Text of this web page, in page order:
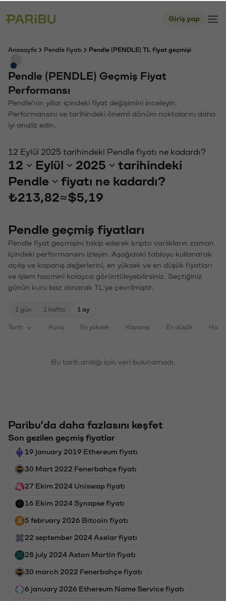
Giriş yap
Anasayfa Pendle fiyatı Pendle (PENDLE) TL fiyat geçmişi
Pendle (PENDLE) Geçmiş Fiyat
Performansı
Pendle'nin yıllar içindeki fiyat değişimini inceleyin.
Performansını ve tarihindeki önemli dönüm noktalarını daha
iyi analiz edin.
12 Eylül 2025 tarihindeki Pendle fiyatı ne kadardı?
12 Eylül 2025
tarihindeki
Pendle
fiyatı ne kadardı?
₺213,82≈$5,19
Pendle geçmiş fiyatları
Pendle fiyat geçmişini takip ederek kripto varlıkların zaman
içindeki performansını izleyin. Aşağıdaki tabloyu kullanarak
açılış ve kapanış değerlerini, en yüksek ve en düşük fiyatları
ve işlem hacmini kolayca görüntüleyebilirsiniz. Seçtiğiniz
günün kuru baz alınarak TL'ye çevrilmiştir.
1 gün 1 hafta 1 ay
Tarih Açılış En yüksek Kapanış En düşük
Bu tarih aralığı için veri bulunamadı.
Paribu'da daha fazlasını keşfet
Son gezilen geçmiş fiyatlar
19 january 2019 Ethereum fiyatı
30 Mart 2022 Fenerbahçe fiyatı
27 Ekim 2024 Uniswap fiyatı
16 Ekim 2024 Synapse fiyatı
5 february 2026 Bitcoin fiyatı
22 september 2024 Axelar fiyatı
28 july 2024 Aston Martin fiyatı
30 march 2022 Fenerbahçe fiyatı
6 january 2026 Ethereum Name Service fiyatı